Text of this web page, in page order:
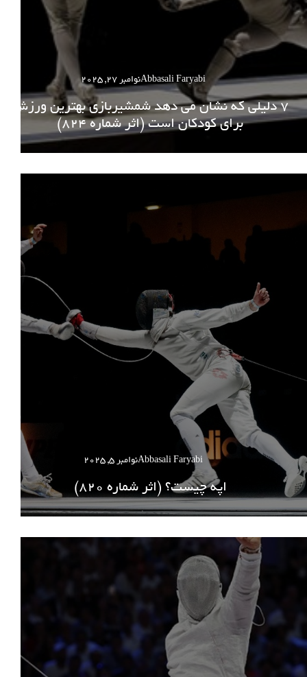
Abbasali Faryabiنوامبر 27, 2025
۷ دلیلی که نشان می دهد شمشیربازی بهترین ورزش
برای کودکان است (اثر شماره 824)
Abbasali Faryabiنوامبر 5, 2025
اپه چیست؟ (اثر شماره 820)